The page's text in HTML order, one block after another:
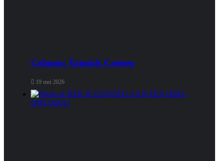
Column: Yannick Coenen
19 mei 2026